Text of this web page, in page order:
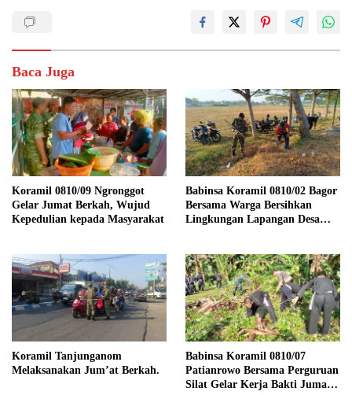
Baca Juga
Koramil 0810/09 Ngronggot
Gelar Jumat Berkah, Wujud
Kepedulian kepada Masyarakat
Babinsa Koramil 0810/02 Bagor
Bersama Warga Bersihkan
Lingkungan Lapangan Desa
Koramil Tanjunganom
Melaksanakan Jum’at Berkah.
Babinsa Koramil 0810/07
Patianrowo Bersama Perguruan
Silat Gelar Kerja Bakti Jumat